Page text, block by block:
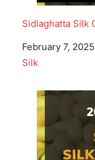
Sidlaghatta Silk
Date
February 7, 2025
In relation to
Silk